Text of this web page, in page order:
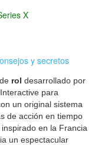
X
y secretos
rol desarrollado por
para
un original sistema
de acción en tiempo
en la Francia
un espectacular